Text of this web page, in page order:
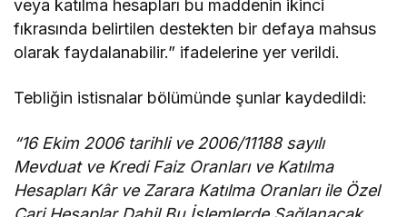
veya katılma hesapları bu maddenin ikinci
fıkrasında belirtilen destekten bir defaya mahsus
olarak faydalanabilir.” ifadelerine yer verildi.
Tebliğin istisnalar bölümünde şunlar kaydedildi:
“16 Ekim 2006 tarihli ve 2006/11188 sayılı
Mevduat ve Kredi Faiz Oranları ve Katılma
Hesapları Kâr ve Zarara Katılma Oranları ile Özel